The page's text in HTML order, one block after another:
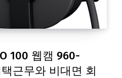
100 웹캠 960-
근무와 비대면 회